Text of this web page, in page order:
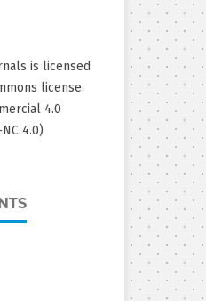
is licensed
license.
4.0
4.0)